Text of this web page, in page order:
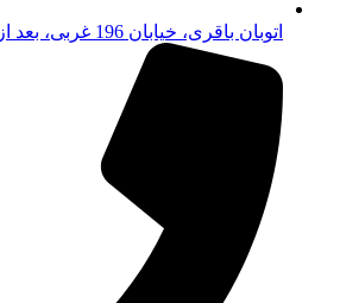
اتوبان باقری، خیابان 196 غربی، بعد از اردیبهشت، پلاک77